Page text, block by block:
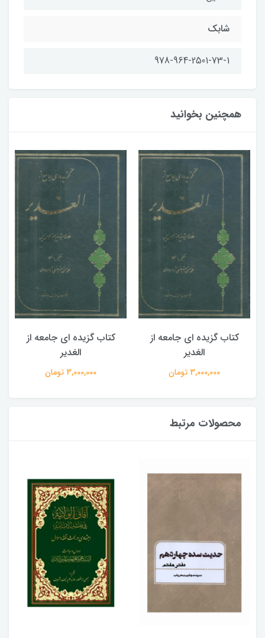
شابك
978-964-2501-73-1
همچنین بخوانید
کتاب گزیده ای جامعه از
الغدیر
3,000,000 تومان
کتاب گزیده ای جامعه از
الغدیر
3,000,000 تومان
محصولات مرتبط